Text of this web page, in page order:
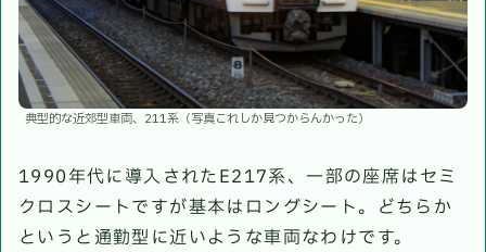
典型的な近郊型車両、211系（写真これしか見つからんかった）
1990年代に導入されたE217系、一部の座席はセミ
クロスシートですが基本はロングシート。どちらか
というと通勤型に近いような車両なわけです。